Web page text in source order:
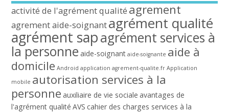
activité de l'agrément qualité agrement
agrement aide-soignantagrément qualité
agrément sapagrément services à
la personne aide-soignant aide-soignante aide à
domicile Android application agrement-qualite.fr Application
mobile autorisation services à la
personne auxiliaire de vie sociale avantages de
l'agrément qualité AVS cahier des charges services à la